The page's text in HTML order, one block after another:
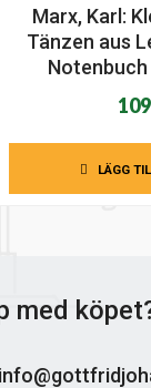
Marx, Karl:
Tänzen aus
LÄGG
med